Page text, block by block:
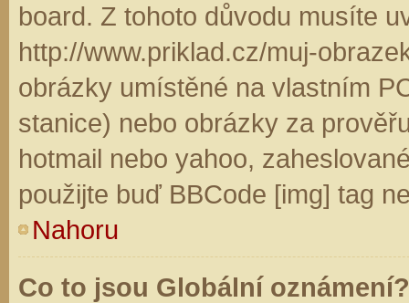
board. Z tohoto důvodu musíte
http://www.priklad.cz/muj-
obrázky umístěné na vlastním
stanice) nebo obrázky za
hotmail nebo yahoo,
použijte buď BBCode [img] tag
Nahoru
Co to jsou Globální oznámení?